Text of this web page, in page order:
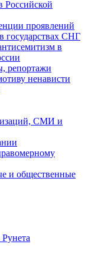
Российской
проявлений
государствах СНГ
в
репортажи
ненависти
СМИ и
и общественные